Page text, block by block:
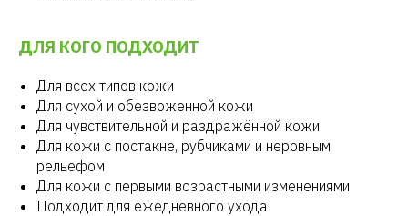
ДЛЯ КОГО ПОДХОДИТ
Для всех типов кожи
Для сухой и обезвоженной кожи
Для чувствительной и раздражённой кожи
Для кожи с постакне, рубчиками и неровным
рельефом
Для кожи с первыми возрастными изменениями
Подходит для ежедневного ухода